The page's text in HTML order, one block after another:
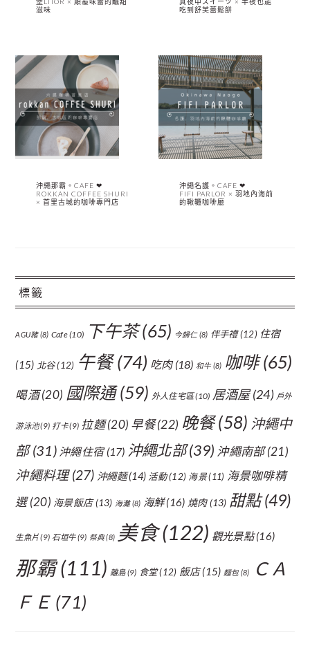
滋味
吃到舒芙蕾鬆餅
沖繩那霸。CAFE ❤︎
ROKKAN COFFEE SHURI
× 首里古城的咖啡專門店
沖繩名護。CAFE ❤︎
FIFI PARLOR × 羽地內海前
的鞦韆咖啡廳
標籤
AGU豬(8) Cafe(10) 下午茶(65) 今歸仁(8) 伴手禮(12) 住宿
(15) 北谷(12) 午餐(74) 吃肉(18) 和牛(8) 咖啡(65)
喝酒(20) 國際通(59) 外人住宅區(10) 居酒屋(24) 戶外
游泳池(9) 打卡(9) 拉麵(20) 早餐(22) 晚餐(58) 沖繩中
部(31) 沖繩住宿(17) 沖繩北部(39) 沖繩南部(21)
沖繩料理(27) 沖繩麵(14) 活動(12) 海景(11) 海景咖啡精
選(20) 海景飯店(13) 海灘(8) 海鮮(16) 燒肉(13) 甜點(49)
生魚片(9) 石垣牛(9) 祭典(8) 美食(122) 觀光景點(16)
那霸(111) 離島(9) 食堂(12) 飯店(15) 麵包 (8)
ＣＡ
ＦＥ (71)